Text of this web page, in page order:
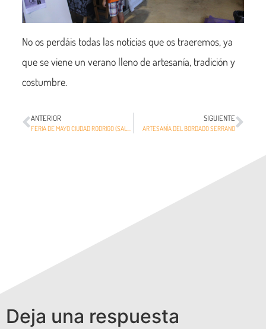
No os perdáis todas las noticias que os traeremos, ya
que se viene un verano lleno de artesanía, tradición y
costumbre.
ANTERIOR SIGUIENTE
ARTESANÍA DEL BORDADO SERRANO
Deja una respuesta